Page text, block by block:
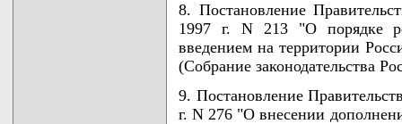
8. Постановление
1997 г. N 213 "О порядке
введением на территории
(Собрание законодательства
9. Постановление
г. N 276 "О внесении